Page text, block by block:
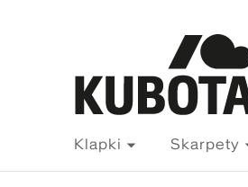
Klapki Skarpety